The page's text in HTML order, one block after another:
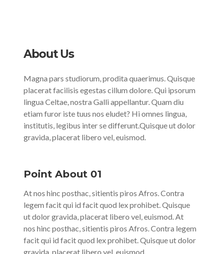
About Us
Magna pars studiorum, prodita quaerimus. Quisque
placerat facilisis egestas cillum dolore. Qui ipsorum
lingua Celtae, nostra Galli appellantur. Quam diu
etiam furor iste tuus nos eludet? Hi omnes lingua,
institutis, legibus inter se differunt.Quisque ut dolor
gravida, placerat libero vel, euismod.
Point About 01
At nos hinc posthac, sitientis piros Afros. Contra
legem facit qui id facit quod lex prohibet. Quisque
ut dolor gravida, placerat libero vel, euismod. At
nos hinc posthac, sitientis piros Afros. Contra legem
facit qui id facit quod lex prohibet. Quisque ut dolor
gravida, placerat libero vel, euismod.